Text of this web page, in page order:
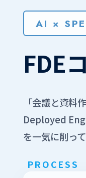
AI ×
FDE
「会議と資
Deployed
を一気に削っ
PROCESS